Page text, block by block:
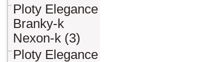
Ploty Elegance
Branky-k
Nexon-k (3)
Ploty Elegance